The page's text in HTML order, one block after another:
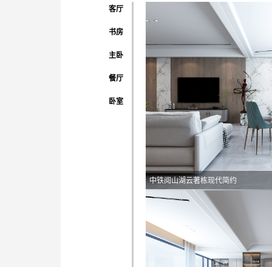
客厅
书房
主卧
餐厅
卧室
中铁阅山湖云著栋现代简约